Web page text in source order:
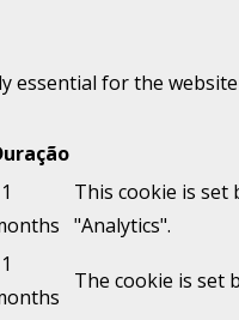
essential for the
This cookie is set
"Analytics".
The cookie is set